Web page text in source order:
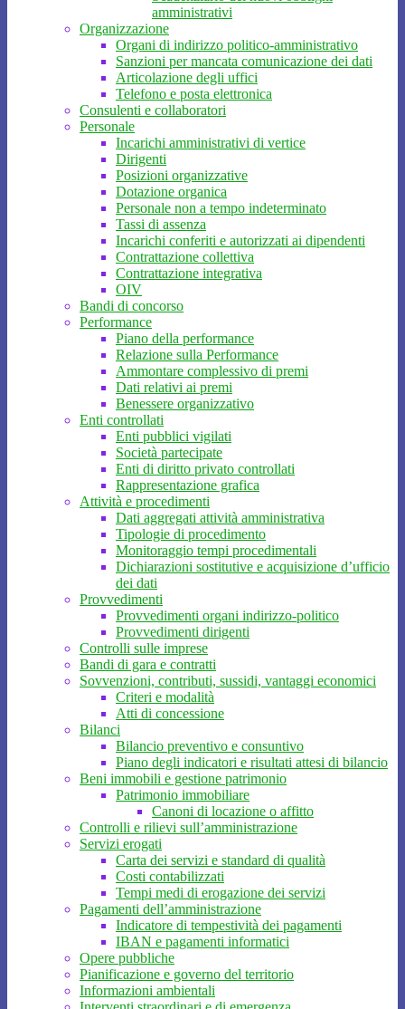
amministrativi
Organizzazione
Organi di indirizzo politico-amministrativo
Sanzioni per mancata comunicazione dei dati
Articolazione degli uffici
Telefono e posta elettronica
Consulenti e collaboratori
Personale
Incarichi amministrativi di vertice
Dirigenti
Posizioni organizzative
Dotazione organica
Personale non a tempo indeterminato
Tassi di assenza
Incarichi conferiti e autorizzati ai dipendenti
Contrattazione collettiva
Contrattazione integrativa
OIV
Bandi di concorso
Performance
Piano della performance
Relazione sulla Performance
Ammontare complessivo di premi
Dati relativi ai premi
Benessere organizzativo
Enti controllati
Enti pubblici vigilati
Società partecipate
Enti di diritto privato controllati
Rappresentazione grafica
Attività e procedimenti
Dati aggregati attività amministrativa
Tipologie di procedimento
Monitoraggio tempi procedimentali
Dichiarazioni sostitutive e acquisizione d’ufficio
dei dati
Provvedimenti
Provvedimenti organi indirizzo-politico
Provvedimenti dirigenti
Controlli sulle imprese
Bandi di gara e contratti
Sovvenzioni, contributi, sussidi, vantaggi economici
Criteri e modalità
Atti di concessione
Bilanci
Bilancio preventivo e consuntivo
Piano degli indicatori e risultati attesi di bilancio
Beni immobili e gestione patrimonio
Patrimonio immobiliare
Canoni di locazione o affitto
Controlli e rilievi sull’amministrazione
Servizi erogati
Carta dei servizi e standard di qualità
Costi contabilizzati
Tempi medi di erogazione dei servizi
Pagamenti dell’amministrazione
Indicatore di tempestività dei pagamenti
IBAN e pagamenti informatici
Opere pubbliche
Pianificazione e governo del territorio
Informazioni ambientali